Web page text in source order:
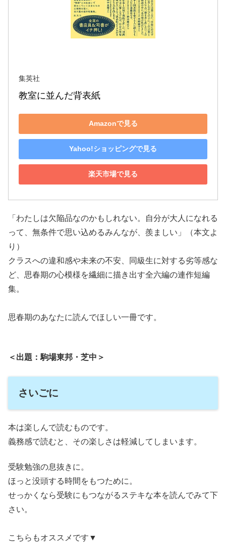
集英社
教室に並んだ背表紙
Amazonで見る
Yahoo!ショッピングで見る
楽天市場で見る
「わたしは欠陥品なのかもしれない。自分が大人になれる
って、無条件で思い込めるみんなが、羨ましい」（本文よ
り）
クラスへの違和感や未来の不安、同級生に対する劣等感な
ど、思春期の心模様を繊細に描き出す全六編の連作短編
集。
思春期のあなたに読んでほしい一冊です。
＜出題：駒場東邦・芝中＞
さいごに
本は楽しんで読むものです。
義務感で読むと、その楽しさは軽減してしまいます。
受験勉強の息抜きに。
ほっと没頭する時間をもつために。
せっかくなら受験にもつながるステキな本を読んでみて下
さい。
こちらもオススメです▼